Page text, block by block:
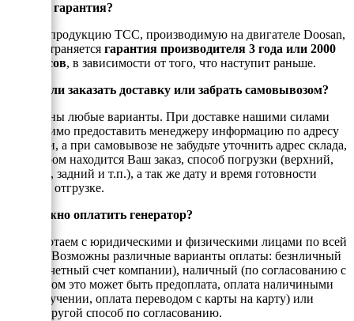
Есть ли гарантия?
На всю продукцию ТСС, производимую на двигателе Doosan,
распространяется гарантия производителя 3 года или 2000
моточасов, в зависимости от того, что наступит раньше.
Можно ли заказать доставку или забрать самовывозом?
Возможны любые варианты. При доставке нашими силами
необходимо предоставить менеджеру информацию по адресу
доставки, а при самовывозе не забудьте уточнить адрес склада,
на котором находится Ваш заказ, способ погрузки (верхний,
боковой, задний и т.п.), а так же дату и время готовности
товара к отгрузке.
Как можно оплатить генератор?
Мы работаем с юридическими и физическими лицами по всей
России. Возможны различные варианты оплаты: безнличный
(на рассчетный счет компании), наличный (по согласованию с
енеджером это может быть предоплата, оплата наличиными
при получении, оплата переводом с карты на карту) или
любой другой способ по согласованию.